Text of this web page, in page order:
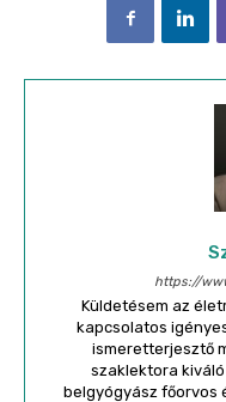
https://
Küldetésem az
kapcsolatos
ismeretterjesztő
szaklektora
belgyógyász főorvos